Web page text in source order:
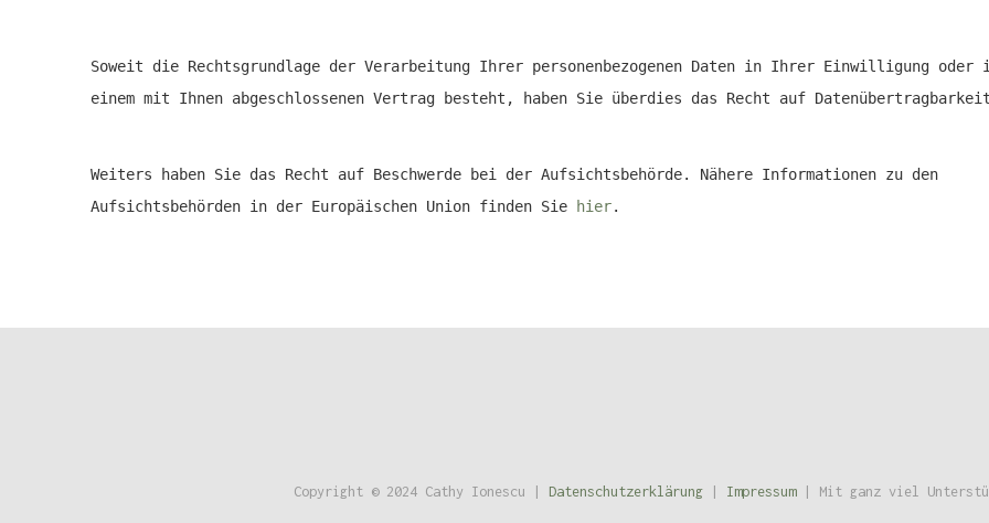
Soweit die Rechtsgrundlage der Verarbeitung Ihrer personenbezogenen Daten in Ihrer Einwilligung oder
einem mit Ihnen abgeschlossenen Vertrag besteht, haben Sie überdies das Recht auf
Weiters haben Sie das Recht auf Beschwerde bei der Aufsichtsbehörde. Nähere Informationen zu den
Aufsichtsbehörden in der Europäischen Union finden Sie
hier.
Copyright © 2024 Cathy Ionescu | Datenschutzerklärung Impressum| Mit ganz viel